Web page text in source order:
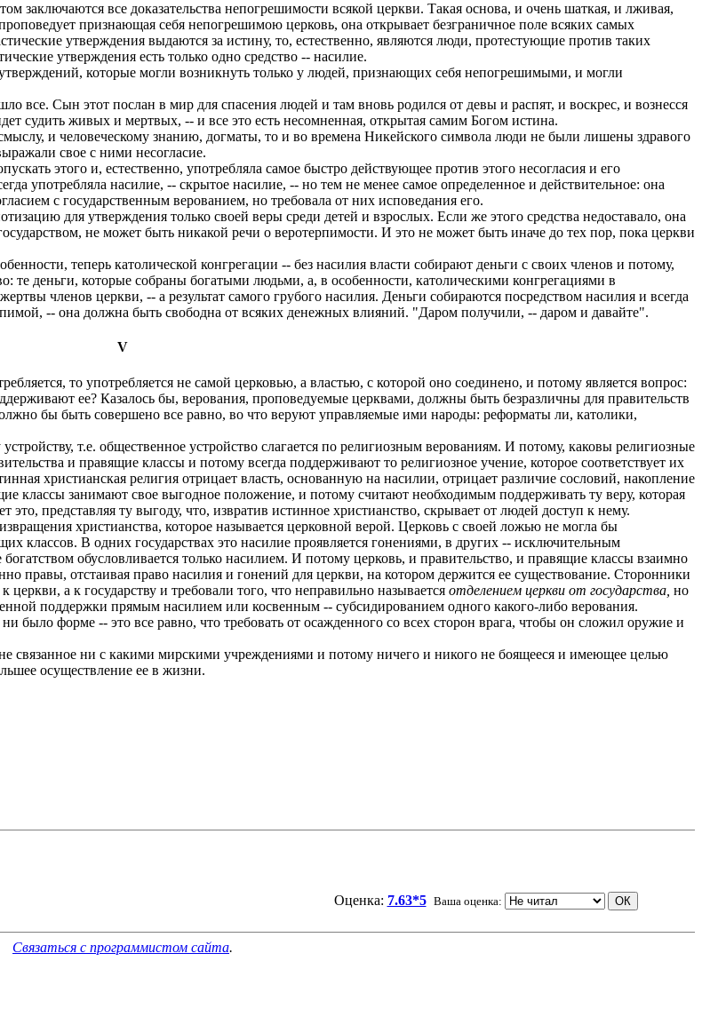
заключаются все доказательства непогрешимости всякой церкви. Такая основа, и очень шаткая, и лживая,
признающая себя непогрешимою церковь, она открывает безграничное поле всяких самых
утверждения выдаются за истину, то, естественно, являются люди, протестующие против таких
утверждения есть только одно средство -- насилие.
которые могли возникнуть только у людей, признающих себя непогрешимыми, и могли
все. Сын этот послан в мир для спасения людей и там вновь родился от девы и распят, и воскрес, и вознесся
судить живых и мертвых, -- и все это есть несомненная, открытая самим Богом истина.
и человеческому знанию, догматы, то и во времена Никейского символа люди не были лишены здравого
свое с ними несогласие.
этого и, естественно, употребляла самое быстро действующее против этого несогласия и его
употребляла насилие, -- скрытое насилие, -- но тем не менее самое определенное и действительное: она
с государственным верованием, но требовала от них исповедания его.
для утверждения только своей веры среди детей и взрослых. Если же этого средства недоставало, она
не может быть никакой речи о веротерпимости. И это не может быть иначе до тех пор, пока церкви
теперь католической конгрегации -- без насилия власти собирают деньги с своих членов и потому,
те деньги, которые собраны богатыми людьми, а, в особенности, католическими конгрегациями в
членов церкви, -- а результат самого грубого насилия. Деньги собираются посредством насилия и всегда
-- она должна быть свободна от всяких денежных влияний. "Даром получили, -- даром и давайте".
V
то употребляется не самой церковью, а властью, с которой оно соединено, и потому является вопрос:
ее? Казалось бы, верования, проповедуемые церквами, должны быть безразличны для правительств
бы быть совершено все равно, во что веруют управляемые ими народы: реформаты ли, католики,
т.е. общественное устройство слагается по религиозным верованиям. И потому, каковы религиозные
и правящие классы и потому всегда поддерживают то религиозное учение, которое соответствует их
христианская религия отрицает власть, основанную на насилии, отрицает различие сословий, накопление
классы занимают свое выгодное положение, и потому считают необходимым поддерживать ту веру, которая
представляя ту выгоду, что, извратив истинное христианство, скрывает от людей доступ к нему.
христианства, которое называется церковной верой. Церковь с своей ложью не могла бы
классов. В одних государствах это насилие проявляется гонениями, в других -- исключительным
обусловливается только насилием. И потому церковь, и правительство, и правящие классы взаимно
правы, отстаивая право насилия и гонений для церкви, на котором держится ее существование. Сторонники
а к государству и требовали того, что неправильно называется отделением церкви от государства, но
поддержки прямым насилием или косвенным -- субсидированием одного какого-либо верования.
было форме -- это все равно, что требовать от осажденного со всех сторон врага, чтобы он сложил оружие и
связанное ни с какими мирскими учреждениями и потому ничего и никого не боящееся и имеющее целью
осуществление ее в жизни.
Оценка: 7.63*5 Ваша оценка:
Связаться с программистом сайта.